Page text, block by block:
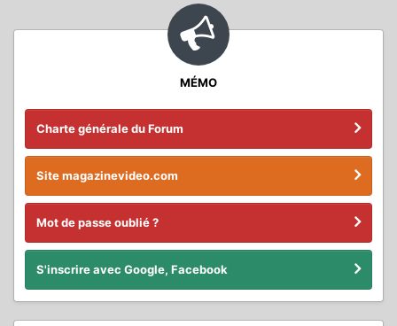
MÉMO
Charte générale du Forum
Site magazinevideo.com
Mot de passe oublié ?
S'inscrire avec Google, Facebook